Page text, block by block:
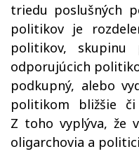
triedu poslušných
politikov je
politikov, skupinu
odporujúcich
podkupný, alebo
politikom bližšie
Z toho vyplýva, že
oligarchovia a